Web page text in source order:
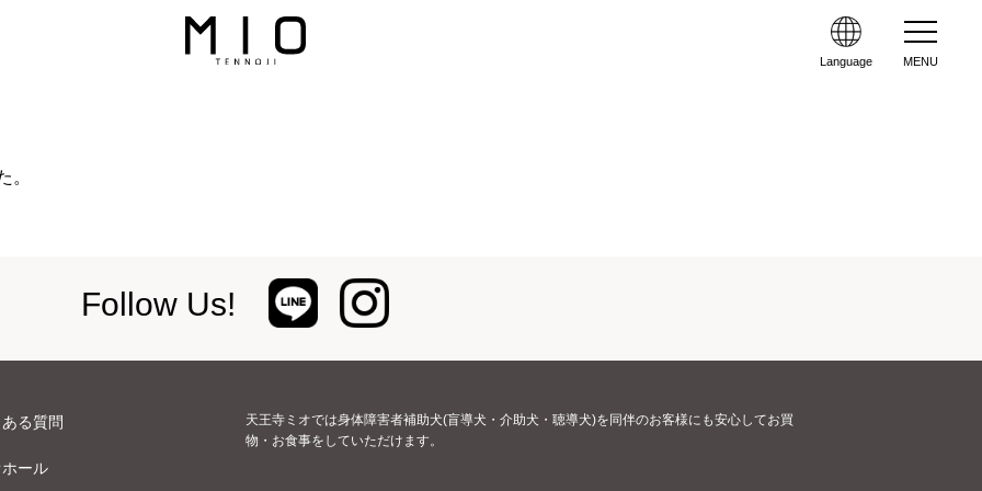
Language MENU
。
Follow Us!
る質問
ール
天王寺ミオでは身体障害者補助犬(盲導犬・介助犬・聴導犬)を同伴のお客様にも安心してお買
物・お食事をしていただけます。